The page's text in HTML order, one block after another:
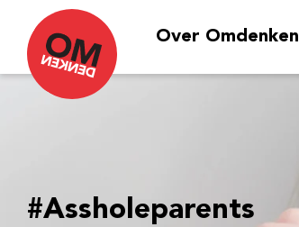
Over Omdenken
#Assholeparents